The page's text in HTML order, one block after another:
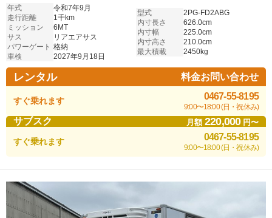
年式
令和7年9月
走行距離
1千km
ミッション
6MT
サス
リアエアサス
パワーゲート 格納
車検
2027年9月18日
型式
2PG-FD2ABG
内寸長さ
626.0cm
内寸幅
225.0cm
内寸高さ
210.0cm
最大積載
2450kg
レンタル 料金お問い合わせ
すぐ乗れます 0467-55-8195
9:00〜18:00 (日・祝休み)
サブスク 月額220,000円〜
すぐ乗れます 0467-55-8195
9:00〜18:00 (日・祝休み)